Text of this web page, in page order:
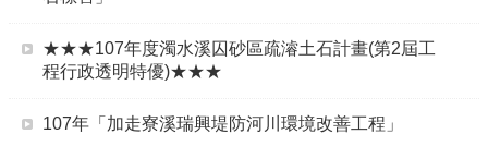
★★★107年度濁水溪囚砂區疏濬土石計畫(第2屆工
程行政透明特優)★★★
107年「加走寮溪瑞興堤防河川環境改善工程」